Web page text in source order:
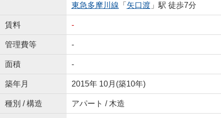
東急多摩川線 「 矢口渡」駅 徒歩7分
賃料 -
管理費等 -
面積 -
築年月 2015年 10月(築10年)
種別 / 構造 アパート / 木造